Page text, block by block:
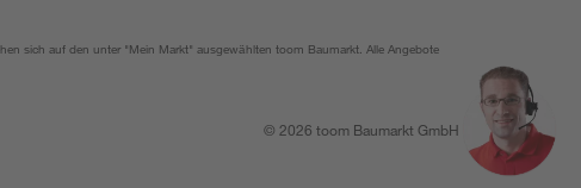
sich auf den unter "Mein Markt" ausgewählten toom Baumarkt. Alle Angebote
© 2026 toom Baumarkt GmbH